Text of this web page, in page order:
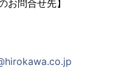
お問合せ先】